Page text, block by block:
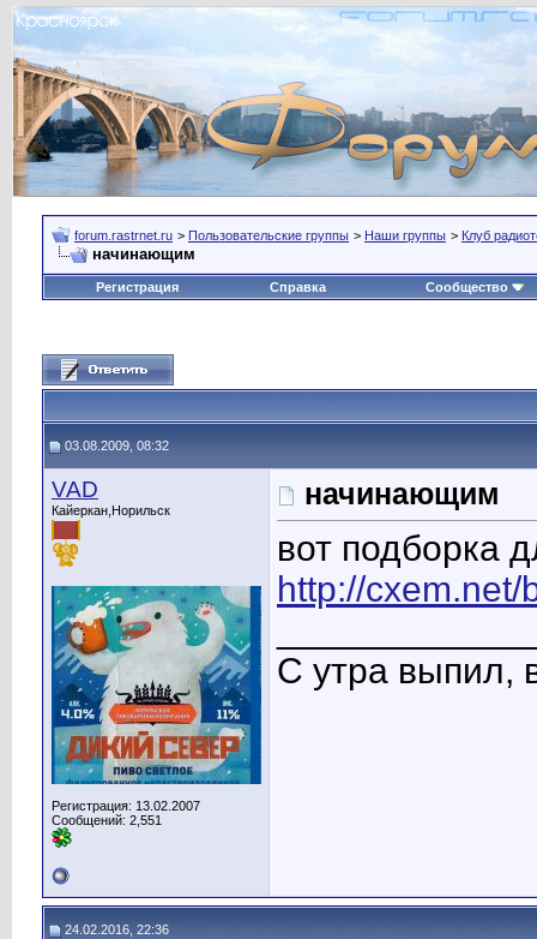
forum.rastrnet.ru > Пользовательские группы > Наши группы > Клуб
начинающим
Регистрация Справка Сообщество
03.08.2009, 08:32
VAD
Кайеркан,Норильск
Регистрация: 13.02.2007
Сообщений: 2,551
начинающим
вот подборка
http://
С утра выпил,
24.02.2016, 22:36